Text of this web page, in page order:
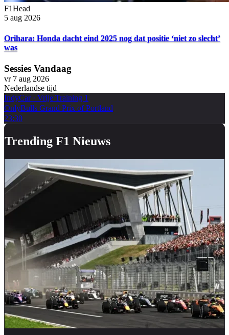
F1Head
5 aug 2026
Orihara: Honda dacht eind 2025 nog dat positie ‘niet zo slecht’
was
Sessies Vandaag
vr 7 aug 2026
Nederlandse tijd
IndyCar· Vrije Training 1
OnlyBulls Grand Prix of Portland
23:30
Trending F1 Nieuws